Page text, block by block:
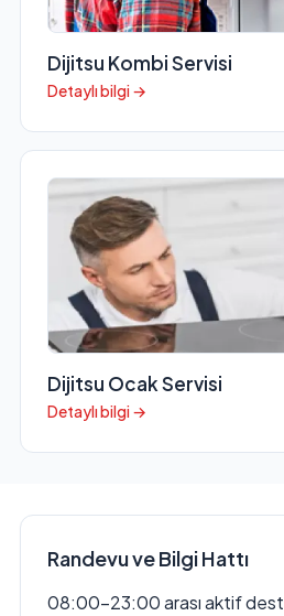
Dijitsu Kombi Servisi
Detaylı bilgi →
Dijitsu Ocak Servisi
Detaylı bilgi →
Randevu ve Bilgi Hattı
08:00–23:00 arası aktif